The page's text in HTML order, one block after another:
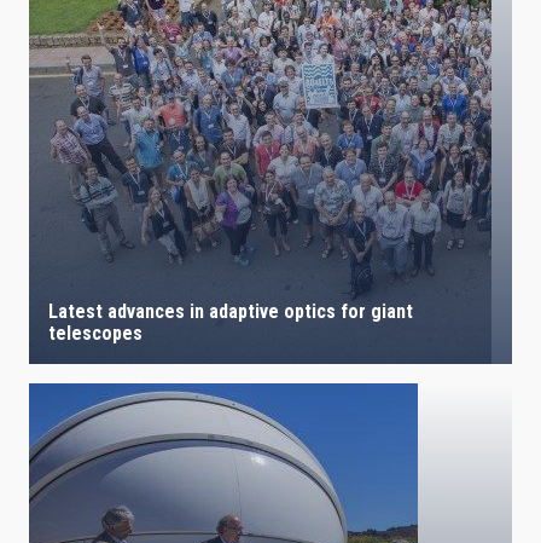
Latest advances in adaptive optics for giant
telescopes